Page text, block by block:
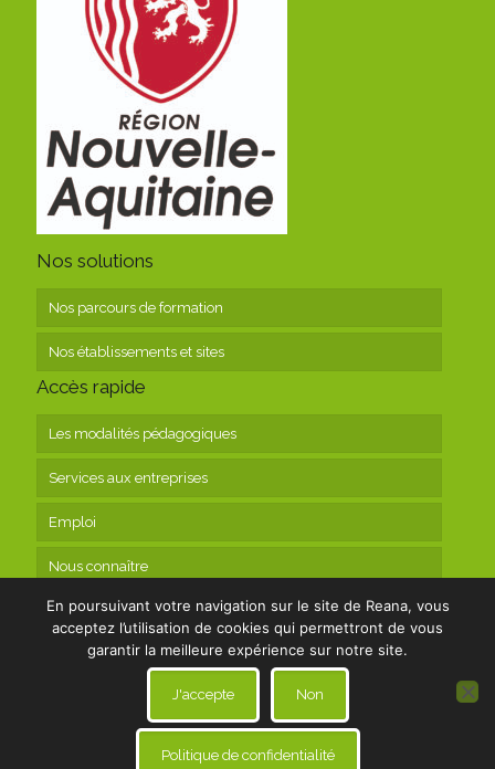
Nos solutions
Nos parcours de formation
Nos établissements et sites
Accès rapide
Les modalités pédagogiques
Services aux entreprises
Emploi
Nous connaître
Contact
© 2019 Reana| Mentions légales
En poursuivant votre navigation sur le site de Reana, vous
acceptez l’utilisation de cookies qui permettront de vous
garantir la meilleure expérience sur notre site.
J'accepte Non
Politique de confidentialité